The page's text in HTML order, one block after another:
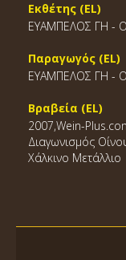
Εκθέτης (EL)
ΕΥΑΜΠΕΛΟΣ ΓΗ -
Παραγωγός (EL)
ΕΥΑΜΠΕΛΟΣ ΓΗ -
Βραβεία (EL)
2007,Wein-
Διαγωνισμός
Χάλκινο Μετάλλιο